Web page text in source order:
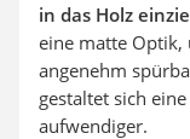
in das Holz
eine matte
angenehm
gestaltet sich
aufwendiger.